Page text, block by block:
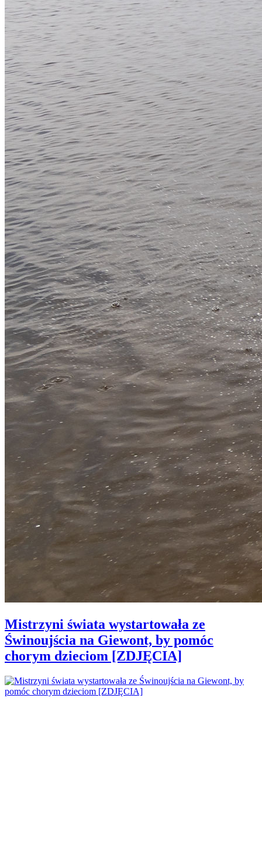
Mistrzyni świata wystartowała ze
Świnoujścia na Giewont, by pomóc
chorym dzieciom [ZDJĘCIA]